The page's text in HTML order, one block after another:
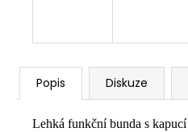
Popis Diskuze
Lehká funkční bunda s kapucí